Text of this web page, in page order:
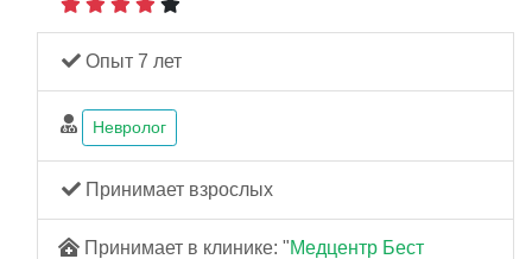
Опыт 7 лет
Невролог
Принимает взрослых
Принимает в клинике: "Медцентр Бест